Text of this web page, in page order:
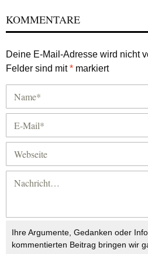
KOMMENTARE
Deine E-Mail-Adresse wird nicht
Felder sind mit* markiert
Ihre Argumente, Gedanken oder
kommentierten Beitrag bringen wir